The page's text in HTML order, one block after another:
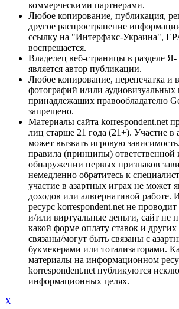
коммерческими партнерами.
Любое копирование, публикация,
другое распространение
ссылку на "Интерфакс-Украина",
воспрещается.
Владелец веб-страницы в разделе
является автор публикации.
Любое копирование, перепечатка и
фотографий и/или аудиовизуальных
принадлежащих правообладателю
запрещено.
Материалы сайта korrespondent.net
лиц старше 21 года (21+). Участие в
может вызвать игровую
правила (принципы)
обнаружении первых признаков
немедленно обратитесь к
участие в азартных играх не может
доходов или альтернативой
ресурс korrespondent.net не
и/или виртуальные деньги, сайт не
какой форме оплату ставок и
связаны/могут быть связаны с
букмекерами или тотализаторами.
материалы на информационном
korrespondent.net публикуются
информационных целях.
X